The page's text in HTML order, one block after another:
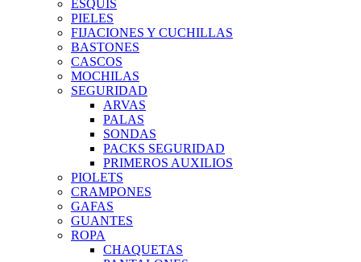
ESQUÍS
PIELES
FIJACIONES Y CUCHILLAS
BASTONES
CASCOS
MOCHILAS
SEGURIDAD
ARVAS
PALAS
SONDAS
PACKS SEGURIDAD
PRIMEROS AUXILIOS
PIOLETS
CRAMPONES
GAFAS
GUANTES
ROPA
CHAQUETAS